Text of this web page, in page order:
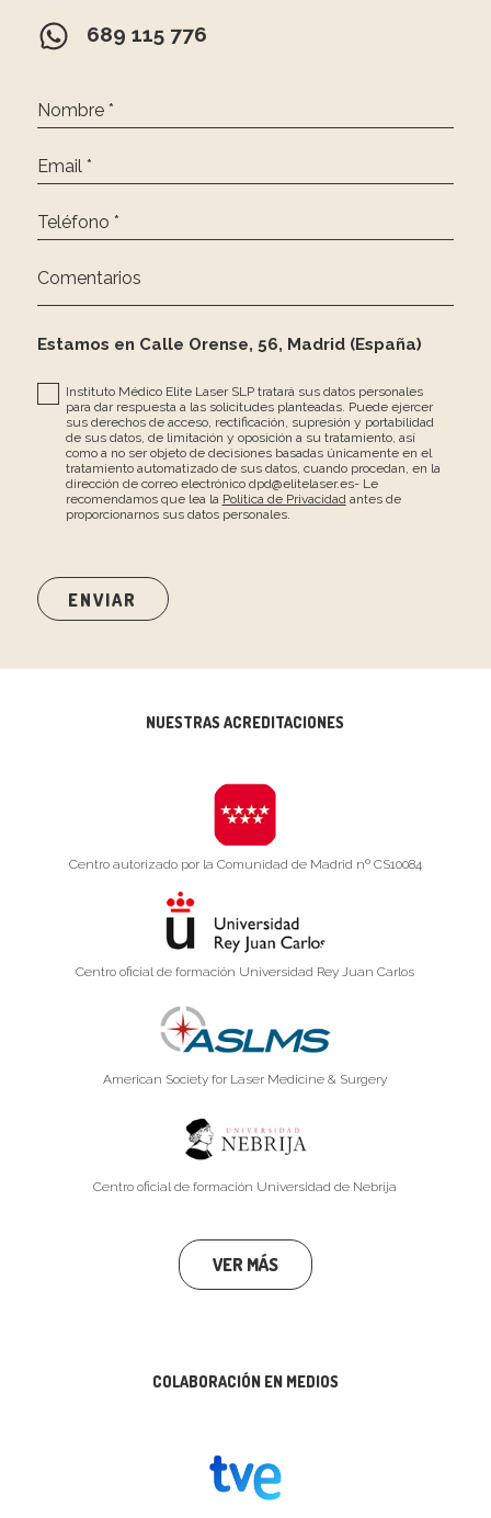
689 115 776
Nombre *
Email *
Teléfono *
Comentarios
Estamos en Calle Orense, 56, Madrid (España)
Instituto Médico Elite Laser SLP tratará sus datos personales
para dar respuesta a las solicitudes planteadas. Puede ejercer
sus derechos de acceso, rectificación, supresión y portabilidad
de sus datos, de limitación y oposición a su tratamiento, así
como a no ser objeto de decisiones basadas únicamente en el
tratamiento automatizado de sus datos, cuando procedan, en la
dirección de correo electrónico dpd@elitelaser.es- Le
recomendamos que lea la Política de Privacidadantes de
proporcionarnos sus datos personales.
NUESTRAS ACREDITACIONES
Centro autorizado por la Comunidad de Madrid nº CS10084
Centro oficial de formación Universidad Rey Juan Carlos
American Society for Laser Medicine & Surgery
Centro oficial de formación Universidad de Nebrija
VER MÁS
COLABORACIÓN EN MEDIOS